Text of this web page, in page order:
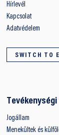
Hírlevél
Kapcsolat
Adatvédelem
SWITCH TO
Jogállam
Menekültek és